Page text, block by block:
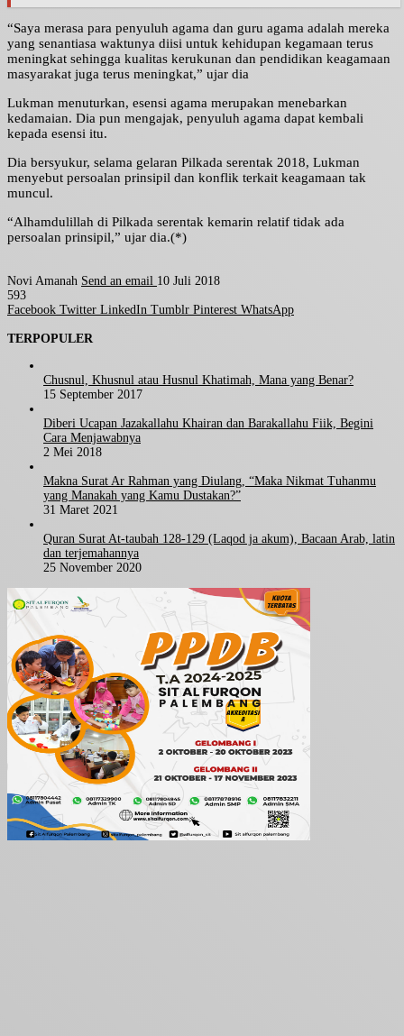
“Saya merasa para penyuluh agama dan guru agama adalah mereka
yang senantiasa waktunya diisi untuk kehidupan kegamaan terus
meningkat sehingga kualitas kerukunan dan pendidikan keagamaan
masyarakat juga terus meningkat,” ujar dia
Lukman menuturkan, esensi agama merupakan menebarkan
kedamaian. Dia pun mengajak, penyuluh agama dapat kembali
kepada esensi itu.
Dia bersyukur, selama gelaran Pilkada serentak 2018, Lukman
menyebut persoalan prinsipil dan konflik terkait keagamaan tak
muncul.
“Alhamdulillah di Pilkada serentak kemarin relatif tidak ada
persoalan prinsipil,” ujar dia.(*)
Novi Amanah Send an email 10 Juli 2018
593
Facebook Twitter LinkedIn Tumblr Pinterest WhatsApp
TERPOPULER
Chusnul, Khusnul atau Husnul Khatimah, Mana yang Benar?
15 September 2017
Diberi Ucapan Jazakallahu Khairan dan Barakallahu Fiik, Begini
Cara Menjawabnya
2 Mei 2018
Makna Surat Ar Rahman yang Diulang, “Maka Nikmat Tuhanmu
yang Manakah yang Kamu Dustakan?”
31 Maret 2021
Quran Surat At-taubah 128-129 (Laqod ja akum), Bacaan Arab, latin
dan terjemahannya
25 November 2020